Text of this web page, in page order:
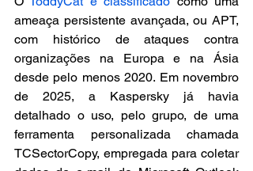
ameaça persistente avançada, ou APT,
com histórico de ataques contra
organizações na Europa e na Ásia
desde pelo menos 2020. Em novembro
de 2025, a Kaspersky já havia
detalhado o uso, pelo grupo, de uma
ferramenta personalizada chamada
TCSectorCopy, empregada para coletar